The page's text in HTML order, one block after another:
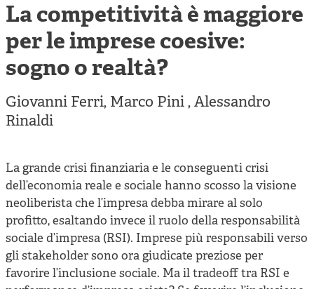
Acini di fuoco - Dossier Mezzogiorno
Valutazione e dintorni
La competitività è maggiore
per le imprese coesive:
sogno o realtà?
Giovanni Ferri, Marco Pini,Alessandro
Rinaldi
La grande crisi finanziaria e le conseguenti crisi
dell’economia reale e sociale hanno scosso la visione
neoliberista che l’impresa debba mirare al solo
profitto, esaltando invece il ruolo della responsabilità
sociale d’impresa (RSI). Imprese più responsabili verso
gli stakeholder sono ora giudicate preziose per
favorire l’inclusione sociale. Ma il tradeoff tra RSI e